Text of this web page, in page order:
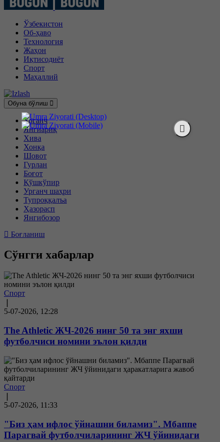
Ўзбекистон
Об-ҳаво
Технология
Жаҳон
Иқтисодиёт
Спорт
Маҳаллий
Обуна бўлиш
Урганч
Янгиариқ
Хива
Хонқа
Шовот
Гурлан
Боғот
Қўшкўпир
Урганч шаҳри
Тупроққалъа
Ҳазорасп
Янгибозор
Боғланиш
Сўнгги хабарлар
Спорт
5-07-2026, 12:28
The Athletic ЖЧ-2026 нинг 50 та энг яхши
футболчиси номини эълон қилди
Спорт
5-07-2026, 11:33
"Биз ҳам ифлос ўйнашни биламиз". Мбаппе
Парагвай футболчиларининг ЖЧ ўйинидаги